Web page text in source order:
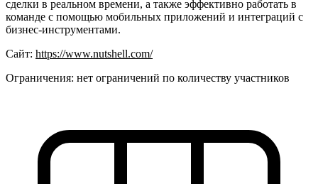
сделки в реальном времени, а также эффективно работать в
команде с помощью мобильных приложений и интеграций с
бизнес-инструментами.
Сайт: https://www.nutshell.com/
Ограничения: нет ограничений по количеству участников